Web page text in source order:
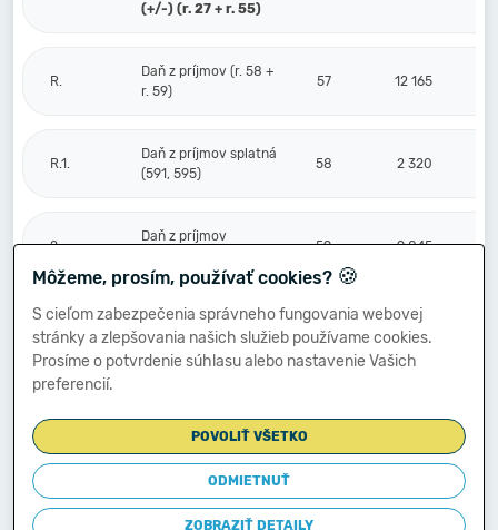
(+/-) (r. 27 + r. 55)
R.
Daň z príjmov (r. 58 +
r. 59)
57 12 165
R.1.
Daň z príjmov splatná
(591, 595)
58 2 320
2.
Daň z príjmov
59 9 845
S.
Prevod podielov na
výsledku
hospodárenia
60
****
Výsledok
hospodárenia za
účtovné obdobie po
zdanení (+/-) (r. 56
61 -12 175
Môžeme, prosím, používať cookies? 🍪
S cieľom zabezpečenia správneho fungovania webovej
stránky a zlepšovania našich služieb používame cookies.
Prosíme o potvrdenie súhlasu alebo nastavenie Vašich
preferencií.
POVOLIŤ VŠETKO
ODMIETNUŤ
ZOBRAZIŤ DETAILY